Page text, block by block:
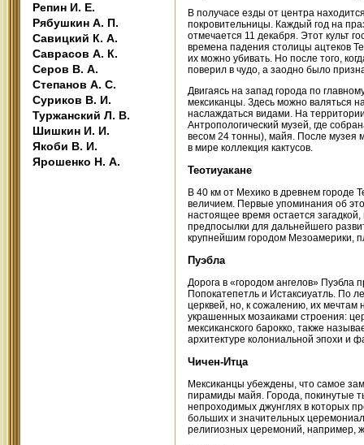
Репин И. Е.
Рябушкин А. П.
Савицкий К. А.
Саврасов А. К.
Серов В. А.
Степанов А. С.
Суриков В. И.
Туржанский Л. В.
Шишкин И. И.
Якоби В. И.
Ярошенко Н. А.
В получасе езды от центра
покровительницы. Каждый год на
отмечается 11 декабря. Этот культ
времена падения столицы ацтеков
их можно убивать. Но после того,
поверил в чудо, а заодно было
Двигаясь на запад города по
мексиканцы. Здесь можно валяться
наслаждаться видами. На
Антропологический музей, где
весом 24 тонны), майя. После музея
в мире коллекция кактусов.
Теотиуакане
В 40 км от Мехико в древнем
величием. Первые упоминания об
настоящее время остается
предпосылки для дальнейшего
крупнейшим городом Мезоамерики,
Пуэбла
Дорога в «городом ангелов» Пуэбла
Попокатепетль и Истаксиуатль. По
церквей, но, к сожалению, их
украшенных мозаиками строения:
мексиканского барокко, также
архитектуре колониальной эпохи и
Чичен-Итца
Мексиканцы убеждены, что самое
пирамиды майя. Города, покинутые
непроходимых джунглях в которых
больших и значительных
религиозных церемоний, например,